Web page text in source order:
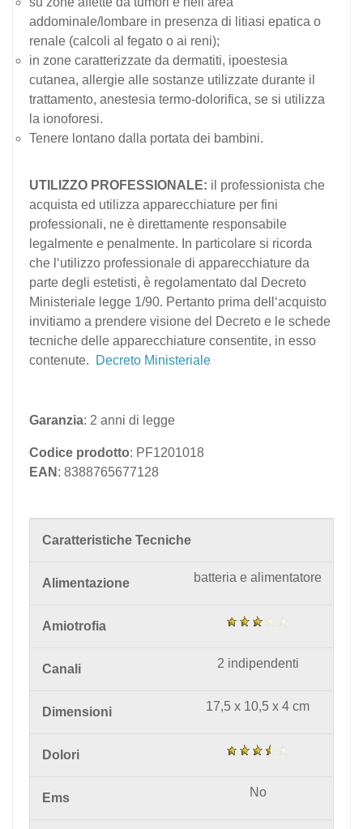
addominale/lombare in presenza di litiasi epatica o
renale (calcoli al fegato o ai reni);
in zone caratterizzate da dermatiti, ipoestesia
cutanea, allergie alle sostanze utilizzate durante il
trattamento, anestesia termo-dolorifica, se si utilizza
la ionoforesi.
Tenere lontano dalla portata dei bambini.
UTILIZZO PROFESSIONALE: il professionista che
acquista ed utilizza apparecchiature per fini
professionali, ne è direttamente responsabile
legalmente e penalmente. In particolare si ricorda
che l‘utilizzo professionale di apparecchiature da
parte degli estetisti, è regolamentato dal Decreto
Ministeriale legge 1/90. Pertanto prima dell‘acquisto
invitiamo a prendere visione del Decreto e le schede
tecniche delle apparecchiature consentite, in esso
contenute.
Decreto Ministeriale
Garanzia: 2 anni di legge
Codice prodotto: PF1201018
EAN : 8388765677128
Caratteristiche Tecniche
Alimentazione batteria e alimentatore
Amiotrofia
Canali 2 indipendenti
Dimensioni 17,5 x 10,5 x 4 cm
Dolori
Ems No